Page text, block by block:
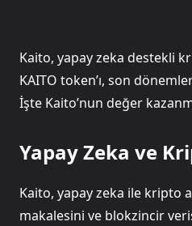
Kaito, yapay zeka destekli
KAITO token’ı, son
İşte Kaito’nun değer
Yapay Zeka ve
Kaito, yapay zeka ile kripto
makalesini ve blokzincir